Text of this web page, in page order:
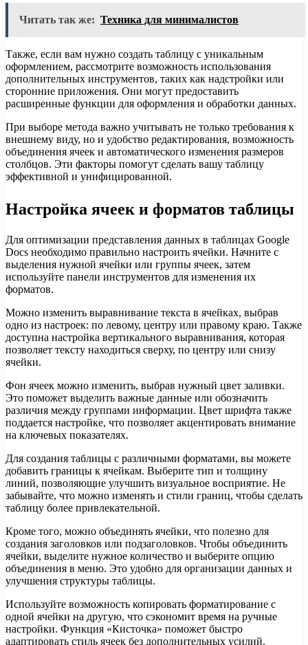
Читать так же: Техника для минималистов
Также, если вам нужно создать таблицу с уникальным
оформлением, рассмотрите возможность использования
дополнительных инструментов, таких как надстройки или
сторонние приложения. Они могут предоставить
расширенные функции для оформления и обработки данных.
При выборе метода важно учитывать не только требования к
внешнему виду, но и удобство редактирования, возможность
объединения ячеек и автоматического изменения размеров
столбцов. Эти факторы помогут сделать вашу таблицу
эффективной и унифицированной.
Настройка ячеек и форматов таблицы
Для оптимизации представления данных в таблицах Google
Docs необходимо правильно настроить ячейки. Начните с
выделения нужной ячейки или группы ячеек, затем
используйте панели инструментов для изменения их
форматов.
Можно изменить выравнивание текста в ячейках, выбрав
одно из настроек: по левому, центру или правому краю. Также
доступна настройка вертикального выравнивания, которая
позволяет тексту находиться сверху, по центру или снизу
ячейки.
Фон ячеек можно изменить, выбрав нужный цвет заливки.
Это поможет выделить важные данные или обозначить
различия между группами информации. Цвет шрифта также
поддается настройке, что позволяет акцентировать внимание
на ключевых показателях.
Для создания таблицы с различными форматами, вы можете
добавить границы к ячейкам. Выберите тип и толщину
линий, позволяющие улучшить визуальное восприятие. Не
забывайте, что можно изменять и стили границ, чтобы сделать
таблицу более привлекательной.
Кроме того, можно объединять ячейки, что полезно для
создания заголовков или подзаголовков. Чтобы объединить
ячейки, выделите нужное количество и выберите опцию
объединения в меню. Это удобно для организации данных и
улучшения структуры таблицы.
Используйте возможность копировать форматирование с
одной ячейки на другую, что сэкономит время на ручные
настройки. Функция «Кисточка» поможет быстро
адаптировать стиль ячеек без дополнительных усилий.